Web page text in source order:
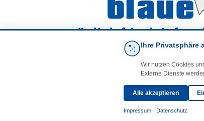
Ihre Privatsphäre
Wir nutzen Cookies
Externe Dienste
Alle akzeptieren
Impressum · Datenschutz